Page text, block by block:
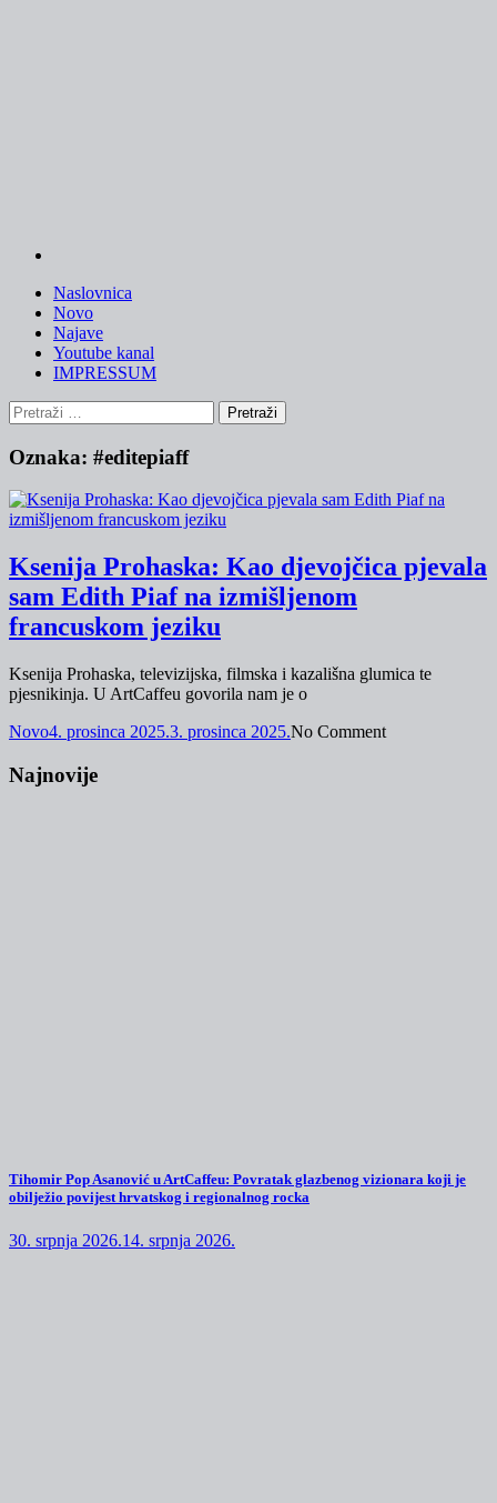
Naslovnica
Novo
Najave
Youtube kanal
IMPRESSUM
Pretraži:
Oznaka: #editepiaff
Ksenija Prohaska: Kao djevojčica pjevala
sam Edith Piaf na izmišljenom
francuskom jeziku
Ksenija Prohaska, televizijska, filmska i kazališna glumica te
pjesnikinja. U ArtCaffeu govorila nam je o
Novo4. prosinca 2025.3. prosinca 2025.No Comment
Najnovije
Tihomir Pop Asanović u ArtCaffeu: Povratak glazbenog vizionara koji je
obilježio povijest hrvatskog i regionalnog rocka
30. srpnja 2026.14. srpnja 2026.